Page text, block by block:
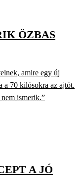
ÖZBAS
amire egy új
a 70 kilósokra az ajtót.
ismerik.”
A JÓ